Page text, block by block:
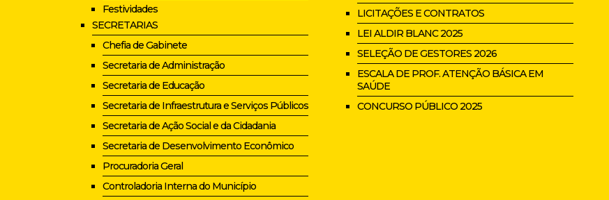
Festividades
SECRETARIAS
Chefia de Gabinete
Secretaria de Administração
Secretaria de Educação
Secretaria de Infraestrutura e Serviços Públicos
Secretaria de Ação Social e da Cidadania
Secretaria de Desenvolvimento Econômico
Procuradoria Geral
Controladoria Interna do Município
LICITAÇÕES E CONTRATOS
LEI ALDIR BLANC 2025
SELEÇÃO DE GESTORES 2026
ESCALA DE PROF. ATENÇÃO BÁSICA EM
SAÚDE
CONCURSO PÚBLICO 2025